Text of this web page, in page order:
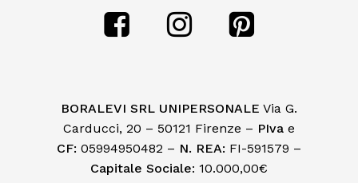
BORALEVI SRL UNIPERSONALE Via G.
Carducci, 20 – 50121 Firenze – PIvae
CF: 05994950482 – N. REA: FI-591579 –
Capitale Sociale: 10.000,00€